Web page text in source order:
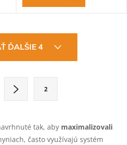
ĎALŠIE 4
2
tak, aby maximalizovali
často využívajú systém